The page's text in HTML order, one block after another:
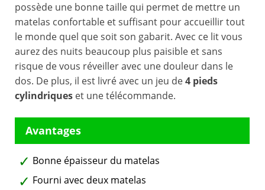
possède une bonne taille qui permet de mettre un
matelas confortable et suffisant pour accueillir tout
le monde quel que soit son gabarit. Avec ce lit vous
aurez des nuits beaucoup plus paisible et sans
risque de vous réveiller avec une douleur dans le
dos. De plus, il est livré avec un jeu de4 pieds
cylindriques et une télécommande.
Bonne épaisseur du matelas
Fourni avec deux matelas